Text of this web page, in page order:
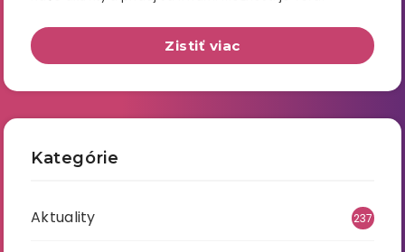
Zistiť viac
Kategórie
Aktuality 237